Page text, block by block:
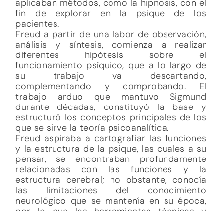
aplicaban métodos, como la hipnosis, con el
fin de explorar en la psique de los
pacientes.
Freud a partir de una labor de observación,
análisis y síntesis, comienza a realizar
diferentes hipótesis sobre el
funcionamiento psíquico, que a lo largo de
su trabajo va descartando,
complementando y comprobando. El
trabajo arduo que mantuvo Sigmund
durante décadas, constituyó la base y
estructuró los conceptos principales de los
que se sirve la teoría psicoanalítica.
Freud aspiraba a cartografiar las funciones
y la estructura de la psique, las cuales a su
pensar, se encontraban profundamente
relacionadas con las funciones y la
estructura cerebral; no obstante, conocía
las limitaciones del conocimiento
neurológico que se mantenía en su época,